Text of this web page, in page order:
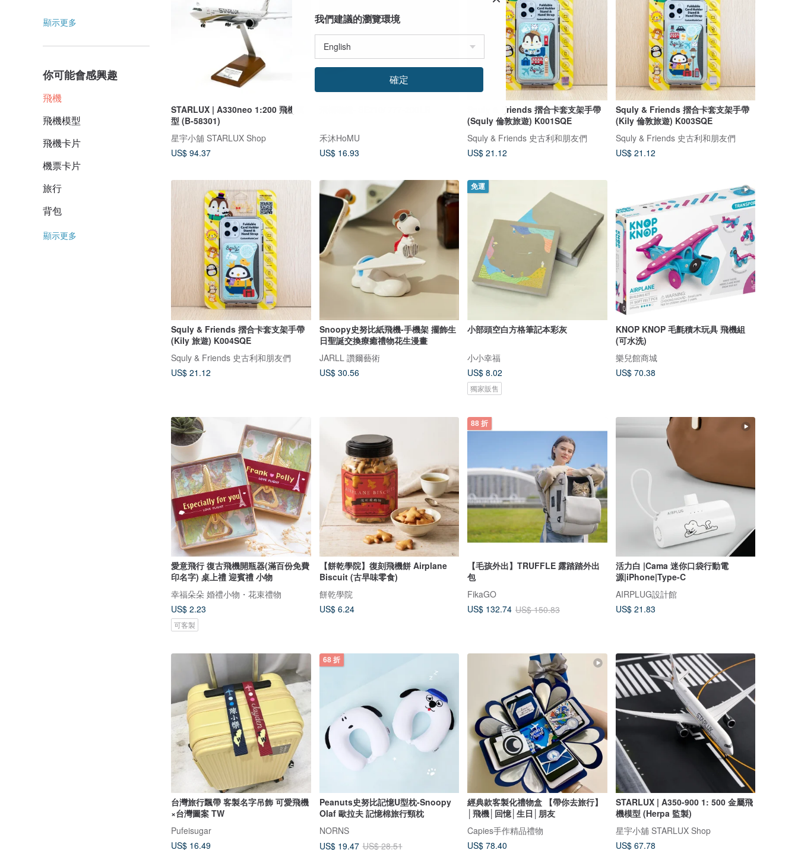
顯示更多
你可能會感興趣
飛機
飛機模型
飛機卡片
機票卡片
旅行
背包
顯示更多
STARLUX | A330neo 1:200 飛機模
型 (B-58301)
星宇小舖 STARLUX Shop
US$ 94.37
禾沐HoMU
US$ 16.93
Squly & Friends 摺合卡套支架手帶
(Squly 倫敦旅遊) K001SQE
Squly & Friends 史古利和朋友們
US$ 21.12
Squly & Friends 摺合卡套支架手帶
(Kily 倫敦旅遊) K003SQE
Squly & Friends 史古利和朋友們
US$ 21.12
Squly & Friends 摺合卡套支架手帶
(Kily 旅遊) K004SQE
Squly & Friends 史古利和朋友們
US$ 21.12
Snoopy史努比紙飛機-手機架 擺飾生
日聖誕交換療癒禮物花生漫畫
JARLL 讚爾藝術
US$ 30.56
免運
小部頭空白方格筆記本彩灰
小小幸福
US$ 8.02
獨家販售
KNOP KNOP 毛氈積木玩具 飛機組
(可水洗)
樂兒館商城
US$ 70.38
愛意飛行 復古飛機開瓶器(滿百份免費
印名字) 桌上禮 迎賓禮 小物
幸福朵朵 婚禮小物・花束禮物
US$ 2.23
可客製
【餅乾學院】復刻飛機餅 Airplane
Biscuit (古早味零食)
餅乾學院
US$ 6.24
88 折
【毛孩外出】TRUFFLE 露踏踏外出
包
FikaGO
US$ 132.74 US$ 150.83
活力白 |Cama 迷你口袋行動電
源|iPhone|Type-C
AIRPLUG設計館
US$ 21.83
台灣旅行飄帶 客製名字吊飾 可愛飛機
×台灣圖案 TW
Pufeisugar
US$ 16.49
68 折
Peanuts史努比記憶U型枕-Snoopy
Olaf 歐拉夫 記憶棉旅行頸枕
NORNS
US$ 19.47 US$ 28.51
經典款客製化禮物盒 【帶你去旅行】
│飛機│回憶│生日│朋友
Capies手作精品禮物
US$ 78.40
STARLUX | A350-900 1: 500 金屬飛
機模型 (Herpa 監製)
星宇小舖 STARLUX Shop
US$ 67.78
我們建議的瀏覽環境
確定